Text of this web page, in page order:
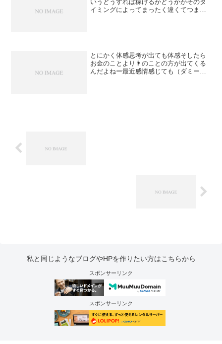
いうどうすれば稼げるかどうかがそのタ
イミングによってまったく違くてつまり
とにかく体感思考が出ても体感そしたら
お金のことより👨のことの方が出てくる
んだよねー最近感情感じても（ダミーの
私と同じようなブログやHPを作りたい方はこちらから
スポンサーリンク
スポンサーリンク